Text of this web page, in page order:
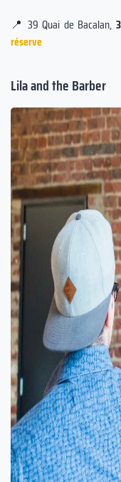
📍 39 Quai de Bacalan,
réserve
Lila and the Barber